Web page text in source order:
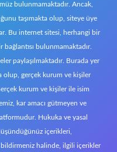
bulunmamaktadır. Ancak,
taşımakta olup, siteye üye
Bu internet sitesi, herhangi bir
bulunmamaktadır.
paylaşılmaktadır. Burada yer
olup, gerçek kurum ve kişiler
kurum ve kişiler ile isim
kar amacı gütmeyen ve
Hukuka ve yasal
içerikleri,
bildirmeniz halinde, ilgili içerikler